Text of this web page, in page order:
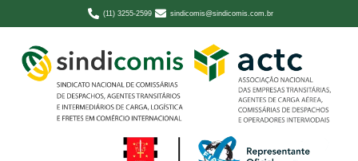
(11) 3255-2599 sindicomis@sindicomis.com.br